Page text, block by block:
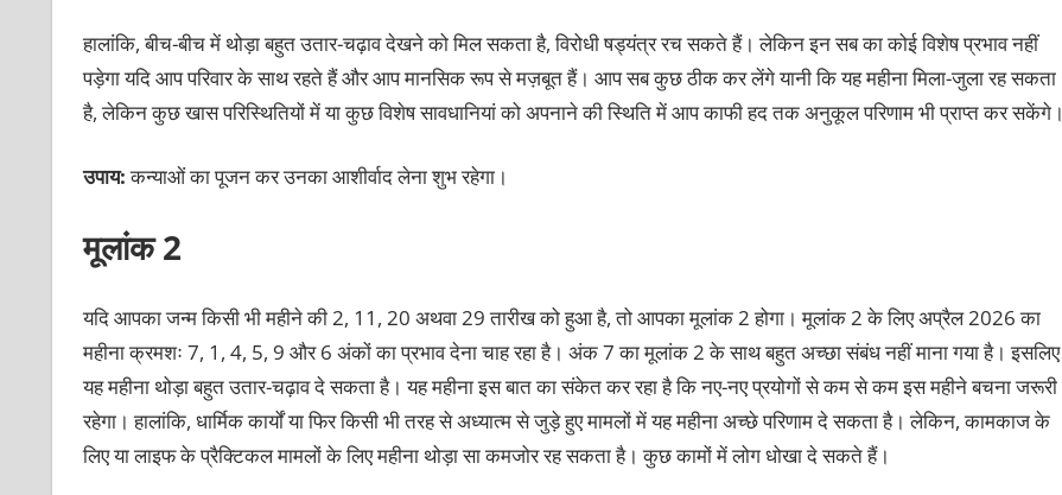
हालांकि, बीच-बीच में थोड़ा बहुत उतार-चढ़ाव देखने को मिल सकता है, विरोधी षड्यंत्र रच सकते हैं। लेकिन इन सब का कोई विशेष प्रभाव नहीं
पड़ेगा यदि आप परिवार के साथ रहते हैं और आप मानसिक रूप से मज़बूत हैं। आप सब कुछ ठीक कर लेंगे यानी कि यह महीना मिला-जुला रह सकता
है, लेकिन कुछ खास परिस्थितियों में या कुछ विशेष सावधानियां को अपनाने की स्थिति में आप काफी हद तक अनुकूल परिणाम भी प्राप्त कर सकेंगे।
उपाय:कन्याओं का पूजन कर उनका आशीर्वाद लेना शुभ रहेगा।
मूलांक 2
यदि आपका जन्म किसी भी महीने की 2, 11, 20 अथवा 29 तारीख को हुआ है, तो आपका मूलांक 2 होगा। मूलांक 2 के लिए अप्रैल 2026 का
महीना क्रमशः 7, 1, 4, 5, 9 और 6 अंकों का प्रभाव देना चाह रहा है। अंक 7 का मूलांक 2 के साथ बहुत अच्छा संबंध नहीं माना गया है। इसलिए
यह महीना थोड़ा बहुत उतार-चढ़ाव दे सकता है। यह महीना इस बात का संकेत कर रहा है कि नए-नए प्रयोगों से कम से कम इस महीने बचना जरूरी
रहेगा। हालांकि, धार्मिक कार्यों या फिर किसी भी तरह से अध्यात्म से जुड़े हुए मामलों में यह महीना अच्छे परिणाम दे सकता है। लेकिन, कामकाज के
लिए या लाइफ के प्रैक्टिकल मामलों के लिए महीना थोड़ा सा कमजोर रह सकता है। कुछ कामों में लोग धोखा दे सकते हैं।